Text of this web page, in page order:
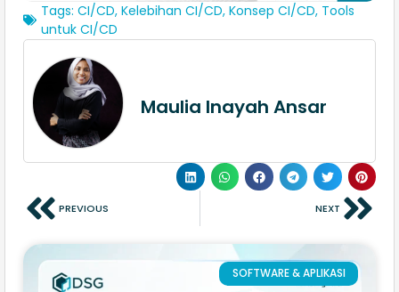
Tags: CI/CD, Kelebihan CI/CD, Konsep CI/CD, Tools
untuk CI/CD
Maulia Inayah Ansar
PREVIOUS NEXT
SOFTWARE & APLIKASI